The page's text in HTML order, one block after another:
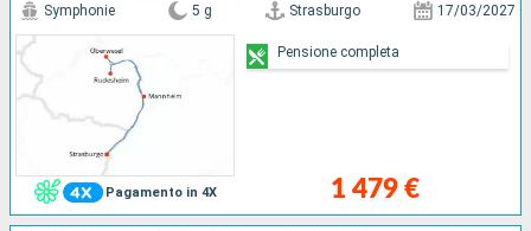
Pagamento in 4X
Symphonie 5 g Strasburgo 17/03/2027
1 479 €
Pensione completa